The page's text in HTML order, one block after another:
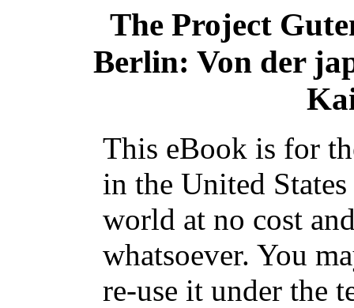
The Project
Berlin: Von der
This eBook is for
in the United
world at no cost
whatsoever. You
re-use it under the